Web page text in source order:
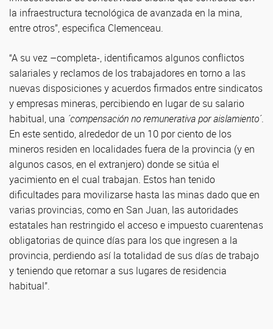
la infraestructura tecnológica de avanzada en la mina,
entre otros”, especifica Clemenceau.
“A su vez –completa-, identificamos algunos conflictos
salariales y reclamos de los trabajadores en torno a las
nuevas disposiciones y acuerdos firmados entre sindicatos
y empresas mineras, percibiendo en lugar de su salario
habitual, una ´compensación no remunerativa por aislamiento´.
En este sentido, alrededor de un 10 por ciento de los
mineros residen en localidades fuera de la provincia (y en
algunos casos, en el extranjero) donde se sitúa el
yacimiento en el cual trabajan. Estos han tenido
dificultades para movilizarse hasta las minas dado que en
varias provincias, como en San Juan, las autoridades
estatales han restringido el acceso e impuesto cuarentenas
obligatorias de quince días para los que ingresen a la
provincia, perdiendo así la totalidad de sus días de trabajo
y teniendo que retornar a sus lugares de residencia
habitual”.